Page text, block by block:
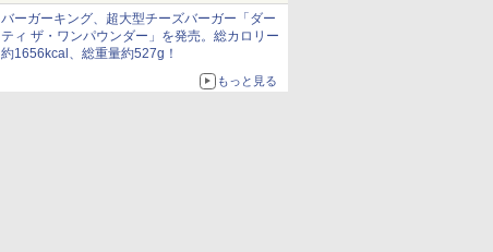
バーガーキング、超大型チーズバーガー「ダー
ティ ザ・ワンパウンダー」を発売。総カロリー
約1656kcal、総重量約527g！
もっと見る